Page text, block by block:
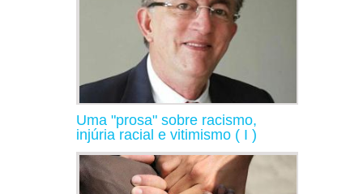
Uma "prosa" sobre racismo,
injúria racial e vitimismo ( I )